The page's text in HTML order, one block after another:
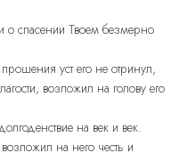
о спасении Твоем безмерно
уст его не отринул,
возложил на голову его
на век и век.
на него честь и